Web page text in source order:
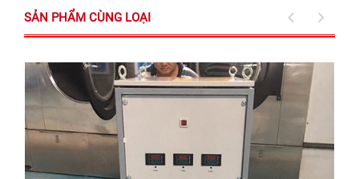
SẢN PHẨM CÙNG LOẠI